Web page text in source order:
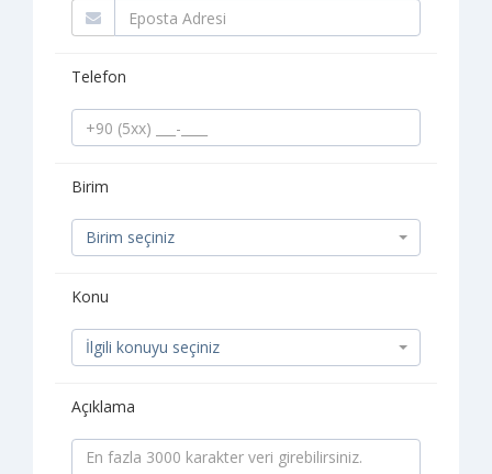
Telefon
Birim
Birim seçiniz
Konu
İlgili konuyu seçiniz
Açıklama